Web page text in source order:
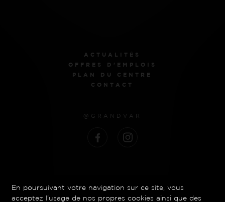
En poursuivant votre navigation sur ce site, vous
acceptez l’usage de nos propres cookies ainsi que des
ACTUALITÉS
OFFRES D'EMPLOIS
PLAN DU CENTRE
CONTACT
@GRANDVAR
Bandeau et politique de cookies
Politique de protection